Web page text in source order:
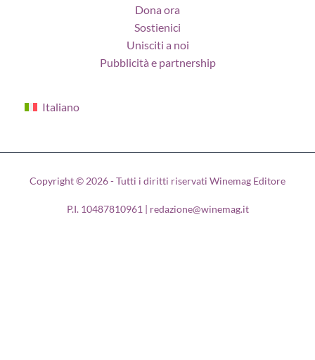
Dona ora
Sostienici
Unisciti a noi
Pubblicità e partnership
Italiano
Copyright © 2026 - Tutti i diritti riservati Winemag Editore
P.I. 10487810961 | redazione@winemag.it